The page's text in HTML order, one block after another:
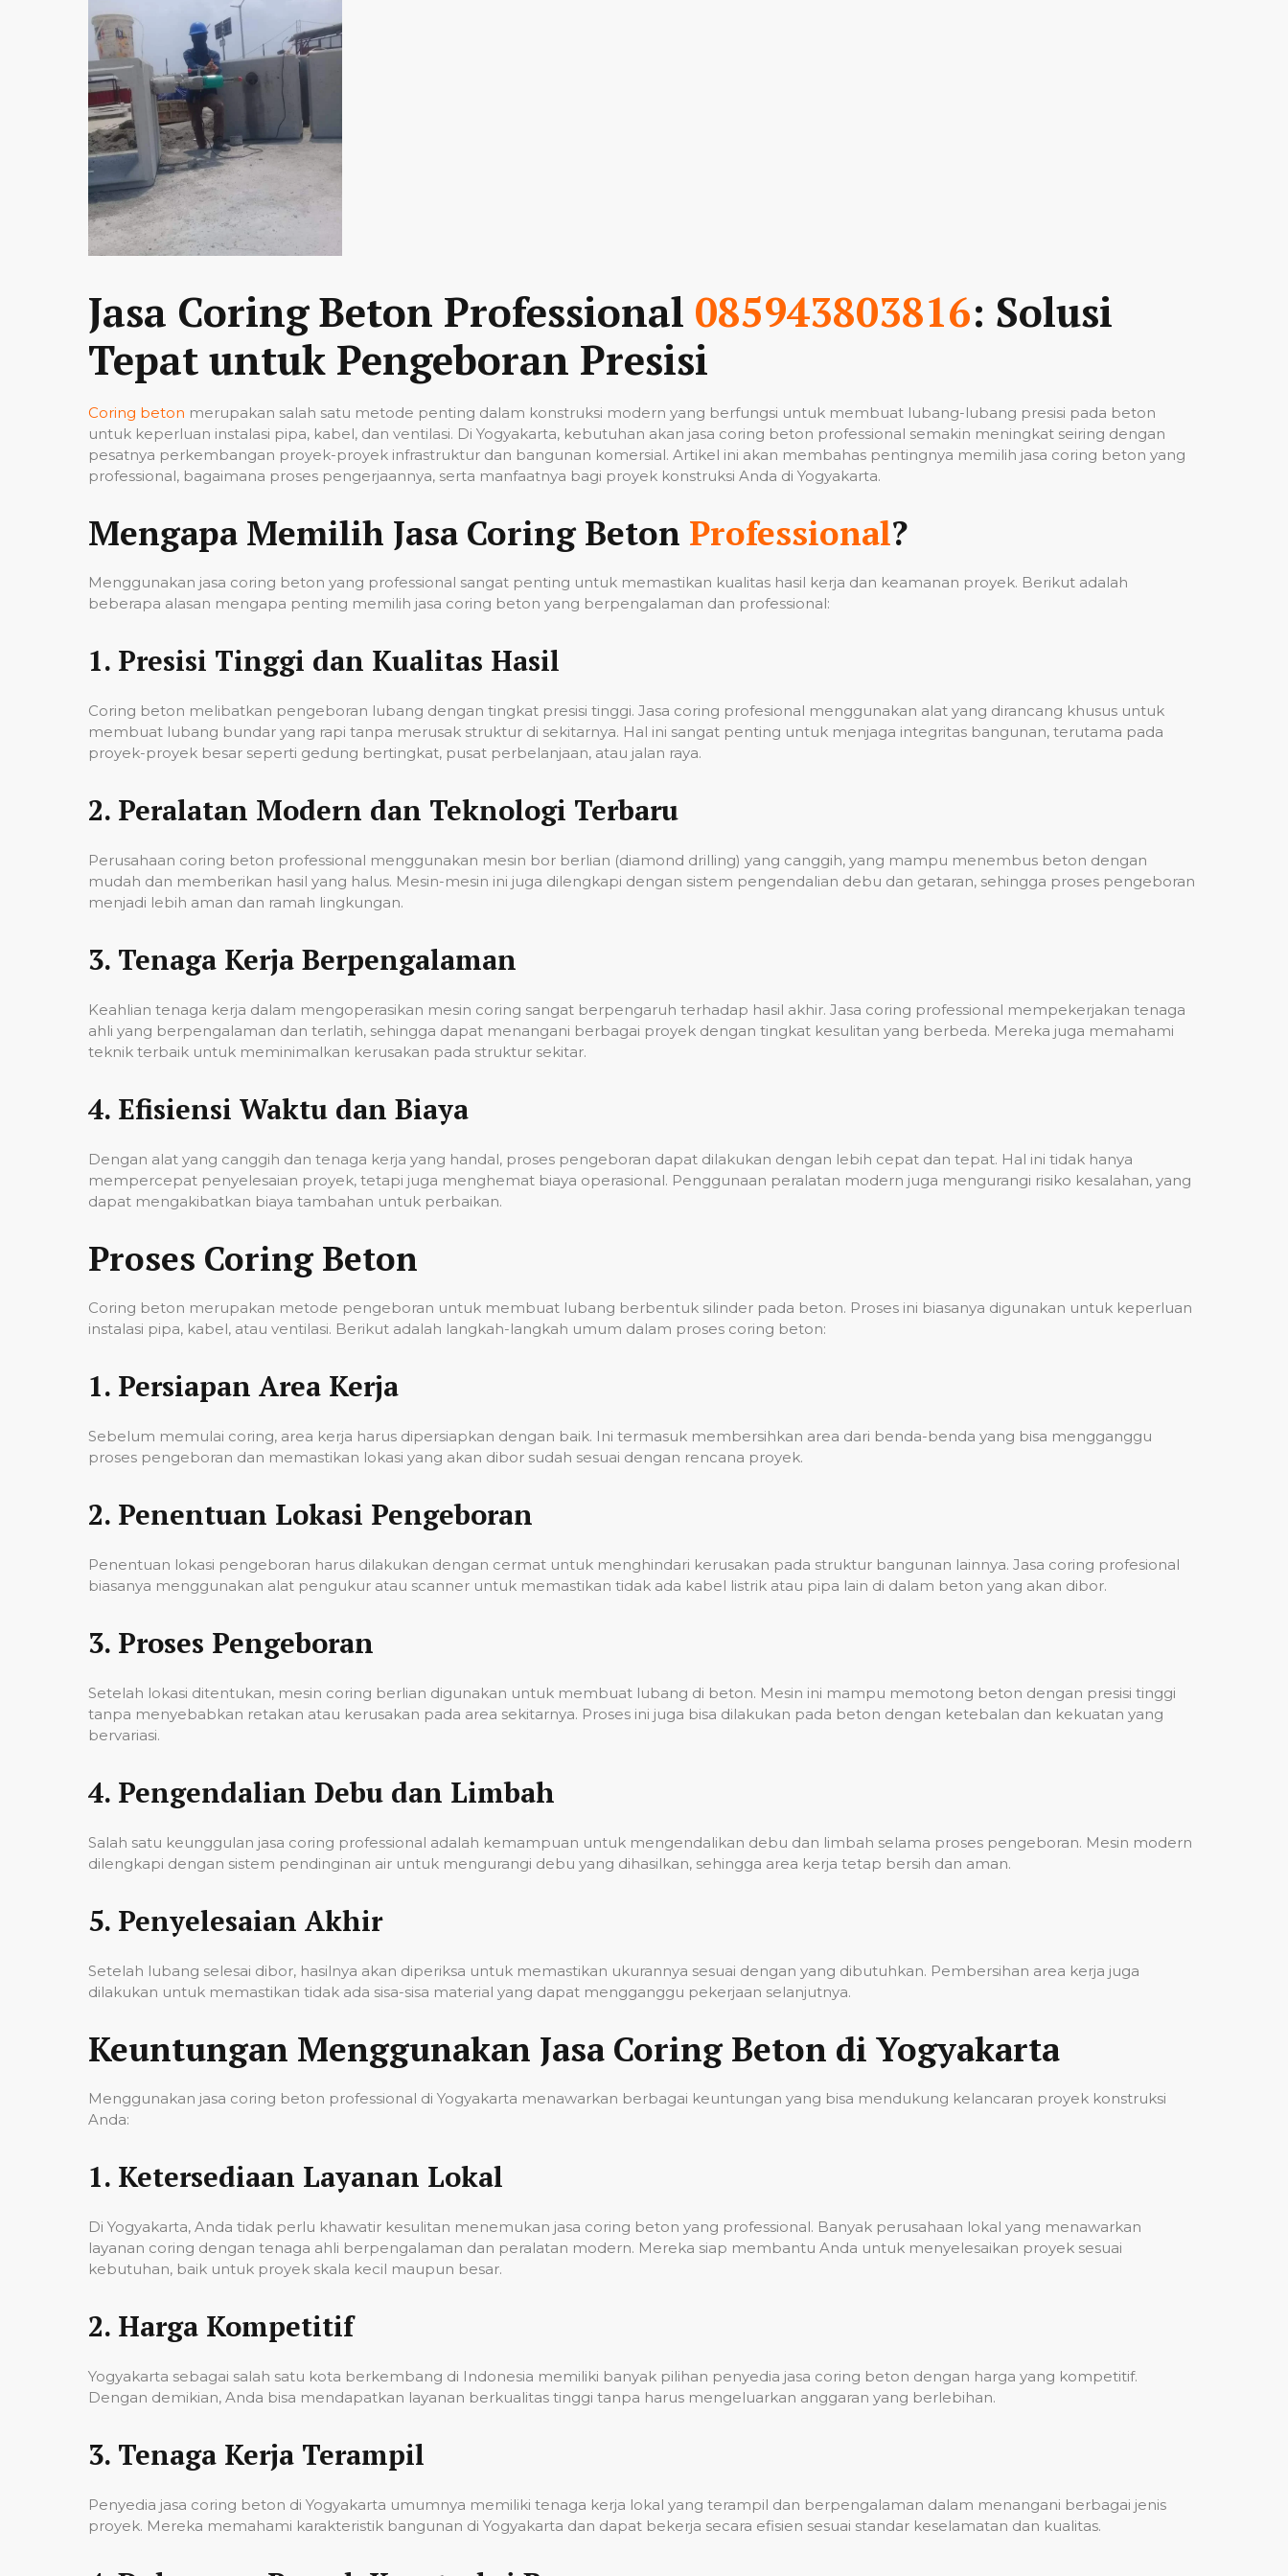
Jasa Coring Beton Professional 085943803816: Solusi
Tepat untuk Pengeboran Presisi
Coring beton merupakan salah satu metode penting dalam konstruksi modern yang berfungsi untuk membuat lubang-lubang presisi pada beton
untuk keperluan instalasi pipa, kabel, dan ventilasi. Di Yogyakarta, kebutuhan akan jasa coring beton professional semakin meningkat seiring dengan
pesatnya perkembangan proyek-proyek infrastruktur dan bangunan komersial. Artikel ini akan membahas pentingnya memilih jasa coring beton yang
professional, bagaimana proses pengerjaannya, serta manfaatnya bagi proyek konstruksi Anda di Yogyakarta.
Mengapa Memilih Jasa Coring Beton Professional?
Menggunakan jasa coring beton yang professional sangat penting untuk memastikan kualitas hasil kerja dan keamanan proyek. Berikut adalah
beberapa alasan mengapa penting memilih jasa coring beton yang berpengalaman dan professional:
1. Presisi Tinggi dan Kualitas Hasil
Coring beton melibatkan pengeboran lubang dengan tingkat presisi tinggi. Jasa coring profesional menggunakan alat yang dirancang khusus untuk
membuat lubang bundar yang rapi tanpa merusak struktur di sekitarnya. Hal ini sangat penting untuk menjaga integritas bangunan, terutama pada
proyek-proyek besar seperti gedung bertingkat, pusat perbelanjaan, atau jalan raya.
2. Peralatan Modern dan Teknologi Terbaru
Perusahaan coring beton professional menggunakan mesin bor berlian (diamond drilling) yang canggih, yang mampu menembus beton dengan
mudah dan memberikan hasil yang halus. Mesin-mesin ini juga dilengkapi dengan sistem pengendalian debu dan getaran, sehingga proses pengeboran
menjadi lebih aman dan ramah lingkungan.
3. Tenaga Kerja Berpengalaman
Keahlian tenaga kerja dalam mengoperasikan mesin coring sangat berpengaruh terhadap hasil akhir. Jasa coring professional mempekerjakan tenaga
ahli yang berpengalaman dan terlatih, sehingga dapat menangani berbagai proyek dengan tingkat kesulitan yang berbeda. Mereka juga memahami
teknik terbaik untuk meminimalkan kerusakan pada struktur sekitar.
4. Efisiensi Waktu dan Biaya
Dengan alat yang canggih dan tenaga kerja yang handal, proses pengeboran dapat dilakukan dengan lebih cepat dan tepat. Hal ini tidak hanya
mempercepat penyelesaian proyek, tetapi juga menghemat biaya operasional. Penggunaan peralatan modern juga mengurangi risiko kesalahan, yang
dapat mengakibatkan biaya tambahan untuk perbaikan.
Proses Coring Beton
Coring beton merupakan metode pengeboran untuk membuat lubang berbentuk silinder pada beton. Proses ini biasanya digunakan untuk keperluan
instalasi pipa, kabel, atau ventilasi. Berikut adalah langkah-langkah umum dalam proses coring beton:
1. Persiapan Area Kerja
Sebelum memulai coring, area kerja harus dipersiapkan dengan baik. Ini termasuk membersihkan area dari benda-benda yang bisa mengganggu
proses pengeboran dan memastikan lokasi yang akan dibor sudah sesuai dengan rencana proyek.
2. Penentuan Lokasi Pengeboran
Penentuan lokasi pengeboran harus dilakukan dengan cermat untuk menghindari kerusakan pada struktur bangunan lainnya. Jasa coring profesional
biasanya menggunakan alat pengukur atau scanner untuk memastikan tidak ada kabel listrik atau pipa lain di dalam beton yang akan dibor.
3. Proses Pengeboran
Setelah lokasi ditentukan, mesin coring berlian digunakan untuk membuat lubang di beton. Mesin ini mampu memotong beton dengan presisi tinggi
tanpa menyebabkan retakan atau kerusakan pada area sekitarnya. Proses ini juga bisa dilakukan pada beton dengan ketebalan dan kekuatan yang
bervariasi.
4. Pengendalian Debu dan Limbah
Salah satu keunggulan jasa coring professional adalah kemampuan untuk mengendalikan debu dan limbah selama proses pengeboran. Mesin modern
dilengkapi dengan sistem pendinginan air untuk mengurangi debu yang dihasilkan, sehingga area kerja tetap bersih dan aman.
5. Penyelesaian Akhir
Setelah lubang selesai dibor, hasilnya akan diperiksa untuk memastikan ukurannya sesuai dengan yang dibutuhkan. Pembersihan area kerja juga
dilakukan untuk memastikan tidak ada sisa-sisa material yang dapat mengganggu pekerjaan selanjutnya.
Keuntungan Menggunakan Jasa Coring Beton di Yogyakarta
Menggunakan jasa coring beton professional di Yogyakarta menawarkan berbagai keuntungan yang bisa mendukung kelancaran proyek konstruksi
Anda:
1. Ketersediaan Layanan Lokal
Di Yogyakarta, Anda tidak perlu khawatir kesulitan menemukan jasa coring beton yang professional. Banyak perusahaan lokal yang menawarkan
layanan coring dengan tenaga ahli berpengalaman dan peralatan modern. Mereka siap membantu Anda untuk menyelesaikan proyek sesuai
kebutuhan, baik untuk proyek skala kecil maupun besar.
2. Harga Kompetitif
Yogyakarta sebagai salah satu kota berkembang di Indonesia memiliki banyak pilihan penyedia jasa coring beton dengan harga yang kompetitif.
Dengan demikian, Anda bisa mendapatkan layanan berkualitas tinggi tanpa harus mengeluarkan anggaran yang berlebihan.
3. Tenaga Kerja Terampil
Penyedia jasa coring beton di Yogyakarta umumnya memiliki tenaga kerja lokal yang terampil dan berpengalaman dalam menangani berbagai jenis
proyek. Mereka memahami karakteristik bangunan di Yogyakarta dan dapat bekerja secara efisien sesuai standar keselamatan dan kualitas.